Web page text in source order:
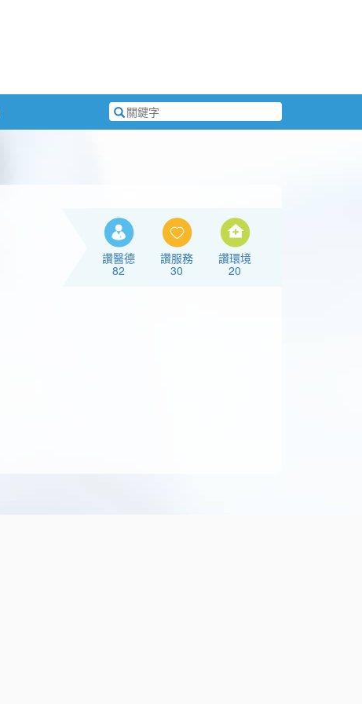
搜
尋
讚醫德
82
讚服務
30
讚環境
20